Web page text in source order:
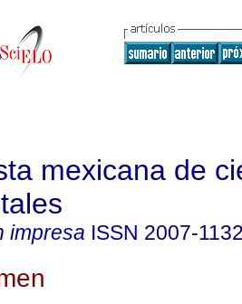
mexicana de
impresa ISSN 2007-